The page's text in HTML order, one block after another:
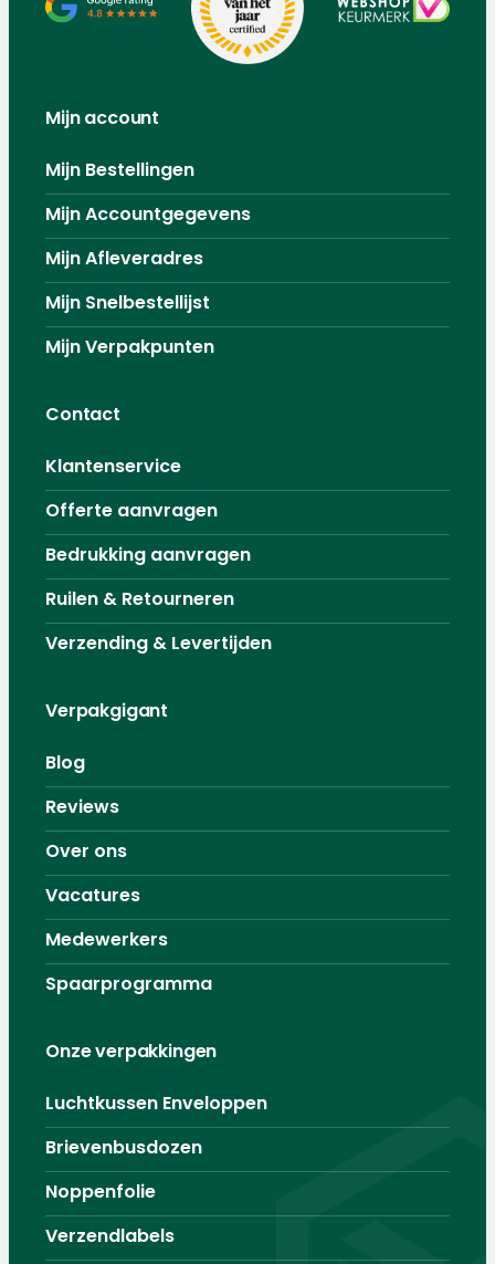
Mijn account
Mijn Bestellingen
Mijn Accountgegevens
Mijn Afleveradres
Mijn Snelbestellijst
Mijn Verpakpunten
Contact
Klantenservice
Offerte aanvragen
Bedrukking aanvragen
Ruilen & Retourneren
Verzending & Levertijden
Verpakgigant
Blog
Reviews
Over ons
Vacatures
Medewerkers
Spaarprogramma
Onze verpakkingen
Luchtkussen Enveloppen
Brievenbusdozen
Noppenfolie
Verzendlabels